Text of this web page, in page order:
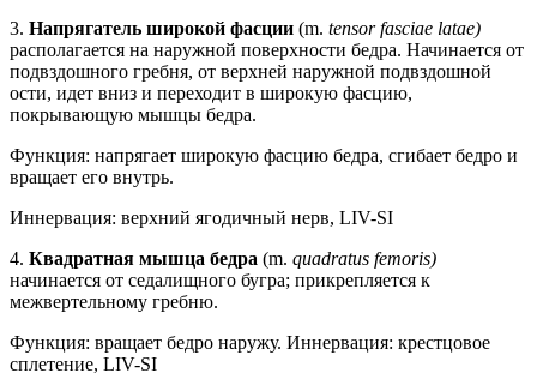
3. Напрягатель широкой фасции (m. tensor fasciae latae)
располагается на наружной поверхности бедра. Начинается от
подвздошного гребня, от верхней наружной подвздошной
ости, идет вниз и переходит в широкую фасцию,
покрывающую мышцы бедра.
Функция: напрягает широкую фасцию бедра, сгибает бедро и
вращает его внутрь.
Иннервация: верхний ягодичный нерв, LIV-SI
4. Квадратная мышца бедра (m. quadratus femoris)
начинается от седалищного бугра; прикрепляется к
межвертельному гребню.
Функция: вращает бедро наружу. Иннервация: крестцовое
сплетение, LIV-SI